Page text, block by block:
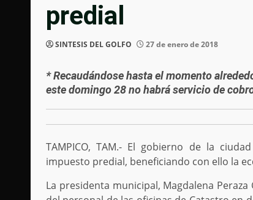
predial
SINTESIS DEL GOLFO 27 de enero de 2018
* Recaudándose hasta el momento
este domingo 28 no habrá servicio de
TAMPICO, TAM.- El gobierno de la
impuesto predial, beneficiando con ello la
La presidenta municipal, Magdalena